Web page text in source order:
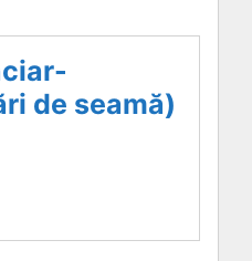
de seamă)